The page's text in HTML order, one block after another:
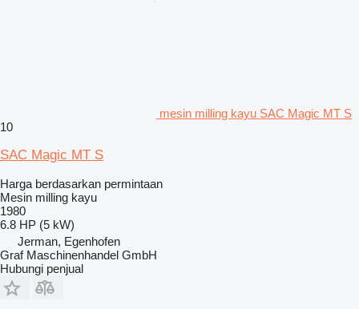
mesin milling kayu SAC Magic MT S
10
SAC Magic MT S
Harga berdasarkan permintaan
Mesin milling kayu
1980
6.8 HP (5 kW)
Jerman, Egenhofen
Graf Maschinenhandel GmbH
Hubungi penjual